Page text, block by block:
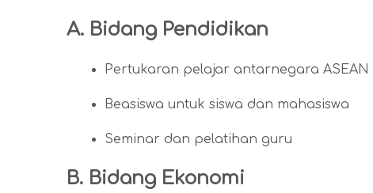
A. Bidang Pendidikan
Pertukaran pelajar antarnegara ASEAN
Beasiswa untuk siswa dan mahasiswa
Seminar dan pelatihan guru
B. Bidang Ekonomi